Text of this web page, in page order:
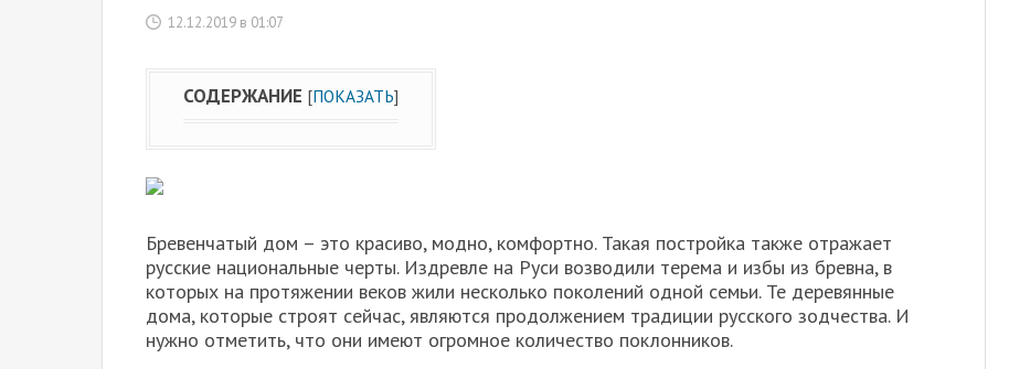
12.12.2019 в 01:07
СОДЕРЖАНИЕ [ПОКАЗАТЬ]
Бревенчатый дом – это красиво, модно, комфортно. Такая постройка также отражает
русские национальные черты. Издревле на Руси возводили терема и избы из бревна, в
которых на протяжении веков жили несколько поколений одной семьи. Те деревянные
дома, которые строят сейчас, являются продолжением традиции русского зодчества. И
нужно отметить, что они имеют огромное количество поклонников.